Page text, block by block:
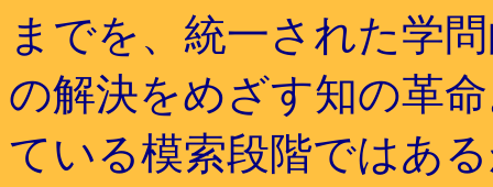
までを、統一された学
の解決をめざす知の革
ている模索段階ではあ